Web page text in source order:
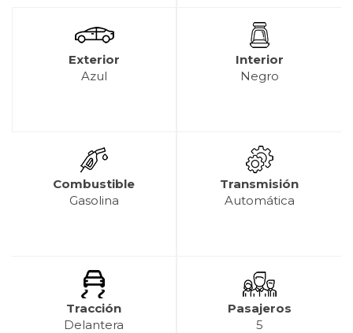
Exterior
Azul
Interior
Negro
Combustible
Gasolina
Transmisión
Automática
Tracción
Delantera
Pasajeros
5